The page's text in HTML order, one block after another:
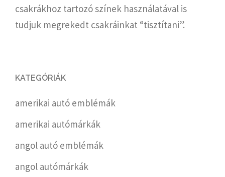
csakrákhoz tartozó színek használatával is
tudjuk megrekedt csakráinkat “tisztítani”.
KATEGÓRIÁK
amerikai autó emblémák
amerikai autómárkák
angol autó emblémák
angol autómárkák